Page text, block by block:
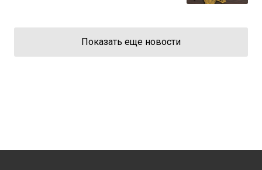
Показать еще новости